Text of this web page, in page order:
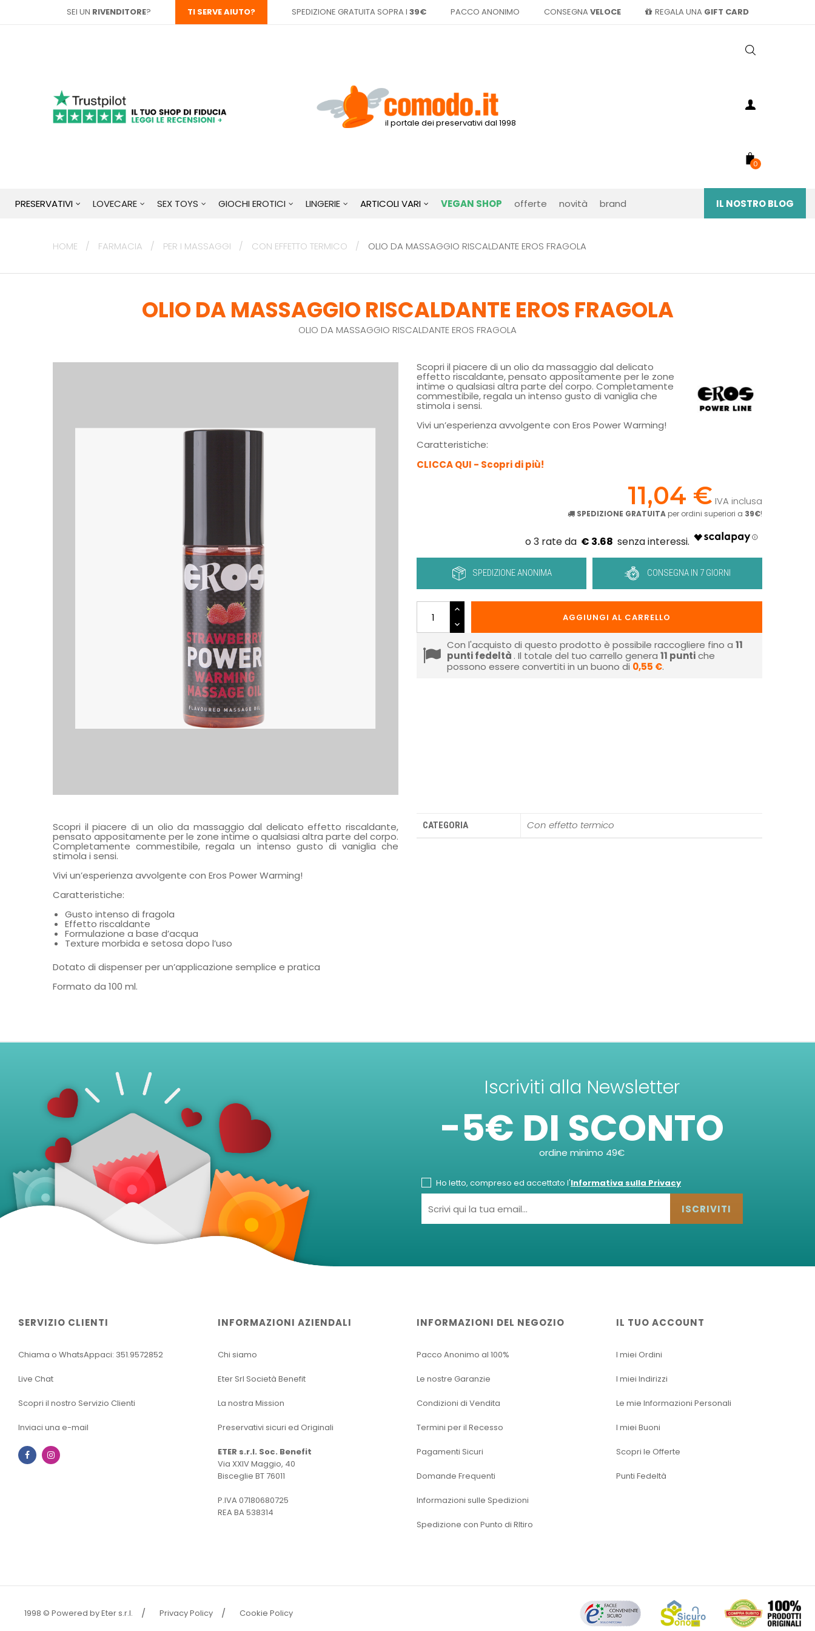
SEI UN RIVENDITORE? TI SERVE AIUTO? SPEDIZIONE GRATUITA SOPRA I 39€ PACCO ANONIMO CONSEGNA VELOCE REGALA UNA GIFT CARD
il portale dei preservativi dal 1998
0
PRESERVATIVI LOVECARE SEX TOYS GIOCHI EROTICI LINGERIE ARTICOLI VARI VEGAN SHOP offerte novità brand IL NOSTRO BLOG
HOME FARMACIA PER I MASSAGGI CON EFFETTO TERMICO OLIO DA MASSAGGIO RISCALDANTE EROS FRAGOLA
OLIO DA MASSAGGIO RISCALDANTE EROS FRAGOLA
OLIO DA MASSAGGIO RISCALDANTE EROS FRAGOLA
Scopri il piacere di un olio da massaggio dal delicato
effetto riscaldante, pensato appositamente per le zone
intime o qualsiasi altra parte del corpo. Completamente
commestibile, regala un intenso gusto di vaniglia che
stimola i sensi.
Vivi un’esperienza avvolgente con Eros Power Warming!
Caratteristiche:
CLICCA QUI - Scopri di più!
11,04 € IVA inclusa
SPEDIZIONE GRATUITA per ordini superiori a 39€!
€ 3.68
SPEDIZIONE ANONIMA CONSEGNA IN 7 GIORNI
AGGIUNGI AL CARRELLO
Con l'acquisto di questo prodotto è possibile raccogliere fino a 11
punti fedeltà . Il totale del tuo carrello genera 11 puntiche
possono essere convertiti in un buono di 0,55 €.
Scopri il piacere di un olio da massaggio dal delicato effetto riscaldante,
pensato appositamente per le zone intime o qualsiasi altra parte del corpo.
Completamente commestibile, regala un intenso gusto di vaniglia che
stimola i sensi.
Vivi un’esperienza avvolgente con Eros Power Warming!
Caratteristiche:
Gusto intenso di fragola
Effetto riscaldante
Formulazione a base d’acqua
Texture morbida e setosa dopo l’uso
Dotato di dispenser per un’applicazione semplice e pratica
Formato da 100 ml.
CATEGORIA Con effetto termico
Iscriviti alla Newsletter
-5€ DI SCONTO
ordine minimo 49€
Ho letto, compreso ed accettato l'Informativa sulla Privacy
ISCRIVITI
SERVIZIO CLIENTI
Chiama o WhatsAppaci: 351.9572852
Live Chat
Scopri il nostro Servizio Clienti
Inviaci una e-mail
Facebook
INFORMAZIONI AZIENDALI
Chi siamo
Eter Srl Società Benefit
La nostra Mission
Preservativi sicuri ed Originali
ETER s.r.l. Soc. Benefit
Via XXIV Maggio, 40
Bisceglie BT 76011
P.IVA 07180680725
REA BA 538314
INFORMAZIONI DEL NEGOZIO
Pacco Anonimo al 100%
Le nostre Garanzie
Condizioni di Vendita
Termini per il Recesso
Pagamenti Sicuri
Domande Frequenti
Informazioni sulle Spedizioni
Spedizione con Punto di RItiro
IL TUO ACCOUNT
I miei Ordini
I miei Indirizzi
Le mie Informazioni Personali
I miei Buoni
Scopri le Offerte
Punti Fedeltà
1998 © Powered by Eter s.r.l. Privacy Policy Cookie Policy